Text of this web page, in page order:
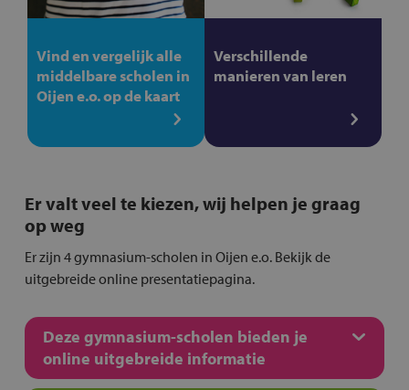
Vind en vergelijk alle
middelbare scholen in
Oijen e.o. op de kaart
Verschillende
manieren van leren
Er valt veel te kiezen, wij helpen je graag
op weg
Er zijn 4 gymnasium-scholen in Oijen e.o. Bekijk de
uitgebreide online presentatiepagina.
Deze gymnasium-scholen bieden je
online uitgebreide informatie